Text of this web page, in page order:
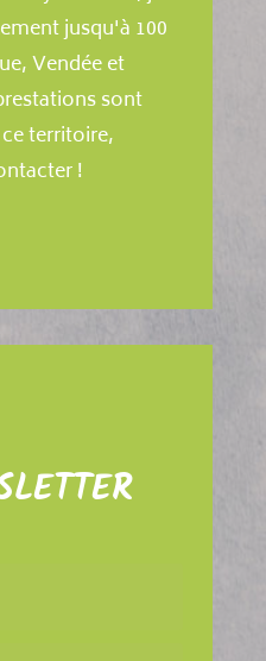
jusqu'à 100
Vendée et
sont
territoire,
!